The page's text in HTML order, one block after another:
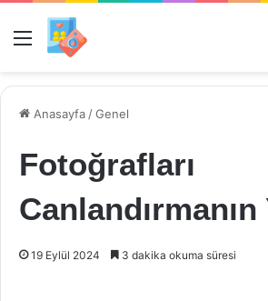
Menü
Anasayfa /Genel
Fotoğrafları
Canlandırmanın
19 Eylül 2024 3 dakika okuma süresi